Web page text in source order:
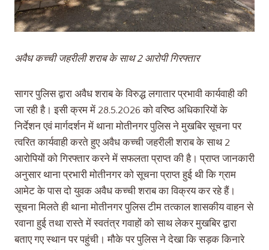
अवैध कच्ची जहरीली शराब के साथ 2 आरोपी गिरफ्तार
सागर पुलिस द्वारा अवैध शराब के विरुद्ध लगातार प्रभावी कार्यवाही की
जा रही है। इसी क्रम में 28.5.2026 को वरिष्ठ अधिकारियों के
निर्देशन एवं मार्गदर्शन में थाना मोतीनगर पुलिस ने मुखबिर सूचना पर
त्वरित कार्यवाही करते हुए अवैध कच्ची जहरीली शराब के साथ 2
आरोपियों को गिरफ्तार करने में सफलता प्राप्त की है। प्राप्त जानकारी
अनुसार थाना प्रभारी मोतीनगर को सूचना प्राप्त हुई थी कि ग्राम
आमेट के पास दो युवक अवैध कच्ची शराब का विक्रय कर रहे हैं।
सूचना मिलते ही थाना मोतीनगर पुलिस टीम तत्काल शासकीय वाहन से
रवाना हुई तथा रास्ते में स्वतंत्र गवाहों को साथ लेकर मुखबिर द्वारा
बताए गए स्थान पर पहुंची। मौके पर पुलिस ने देखा कि सड़क किनारे